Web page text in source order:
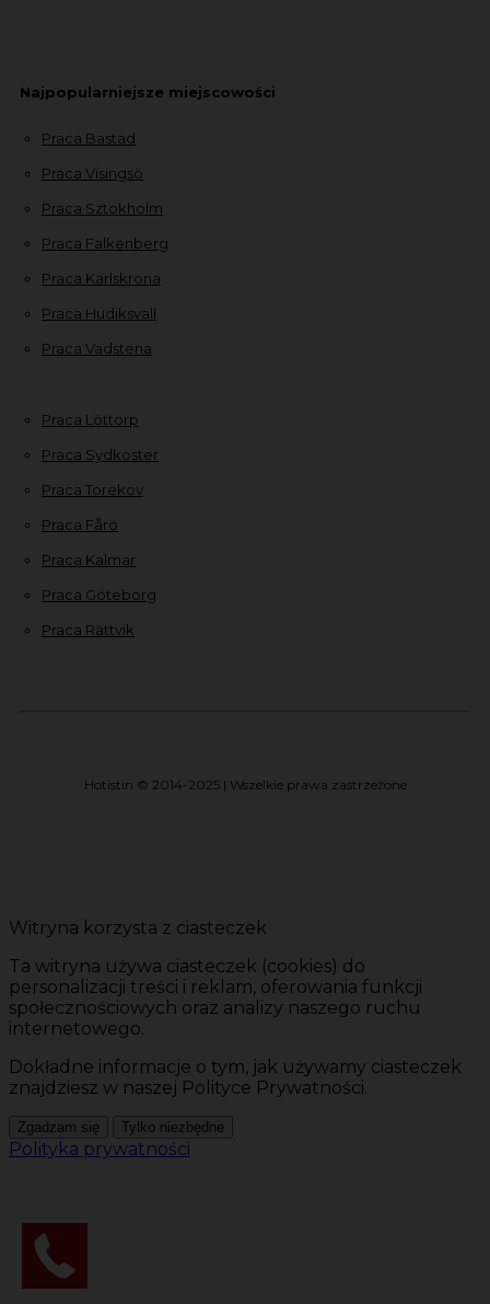
Najpopularniejsze miejscowości
Praca Bastad
Praca Visingsö
Praca Sztokholm
Praca Falkenberg
Praca Karlskrona
Praca Hudiksvall
Praca Vadstena
Praca Löttorp
Praca Sydkoster
Praca Torekov
Praca Fårö
Praca Kalmar
Praca Göteborg
Praca Rättvik
Hotistin © 2014-2025 | Wszelkie prawa zastrzeżone
Witryna korzysta z ciasteczek
Ta witryna używa ciasteczek (cookies) do
personalizacji treści i reklam, oferowania funkcji
społecznościowych oraz analizy naszego ruchu
internetowego.
Dokładne informacje o tym, jak używamy ciasteczek
znajdziesz w naszej Polityce Prywatności.
Zgadzam się Tylko niezbędne
Polityka prywatności